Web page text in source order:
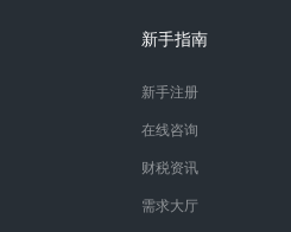
新手指南
新手注册
在线咨询
财税资讯
需求大厅